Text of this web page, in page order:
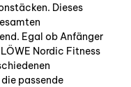
Dieses
Egal ob Anfänger
Nordic Fitness
passende